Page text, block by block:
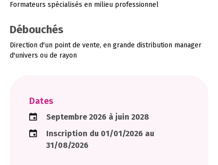
Dates
Septembre 2026 à juin 2028
Inscription du 01/01/2026 au
31/08/2026
Formateurs spécialisés en milieu professionnel
Débouchés
Direction d'un point de vente, en grande distribution manager
d'univers ou de rayon